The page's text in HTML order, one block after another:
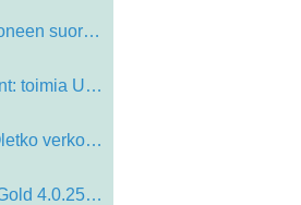
Parantaminen tietokoneen suoritusky…
Website Development: toimia User
Miten Vastuullinen Oletko verkossa?…
Photodex ProShow Gold 4.0.2548 (Top…